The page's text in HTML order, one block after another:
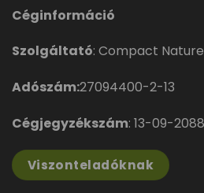
Céginformáció
Szolgáltató: Compact
Adószám:27094400-2-13
Cégjegyzékszám: 13-09-
Viszonteladóknak